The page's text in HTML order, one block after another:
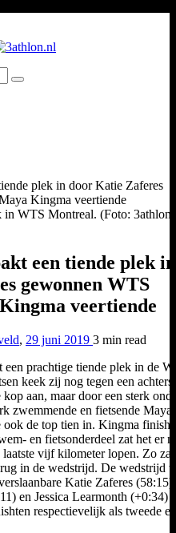
in WTS Montreal. (Foto:
een tiende plek in
gewonnen WTS
veertiende
, 29 juni 2019 3 min read
prachtige tiende plek in de
keek zij nog tegen een
aan, maar door een sterk
zwemmende en fietsende Maya
de top tien in. Kingma
en fietsonderdeel zat het er
vijf kilometer lopen. Zo
in de wedstrijd. De wedstrijd
Katie Zaferes
en Jessica Learmonth (+0:34)
respectievelijk als tweede en